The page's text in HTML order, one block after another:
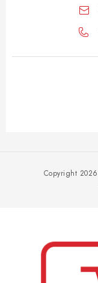
Copyright 2026